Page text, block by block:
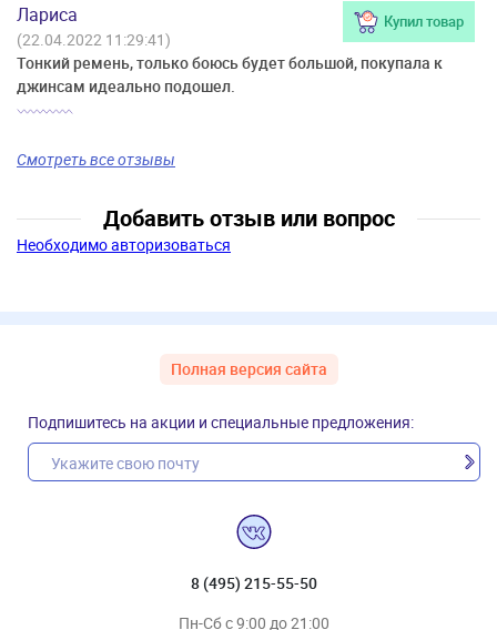
Лариса Купил товар
(22.04.2022 11:29:41)
Тонкий ремень, только боюсь будет большой, покупала к
джинсам идеально подошел.
Смотреть все отзывы
Добавить отзыв или вопрос
Необходимо авторизоваться
Полная версия сайта
Подпишитесь на акции и специальные предложения:
8 (495) 215-55-50
Пн-Сб с 9:00 до 21:00